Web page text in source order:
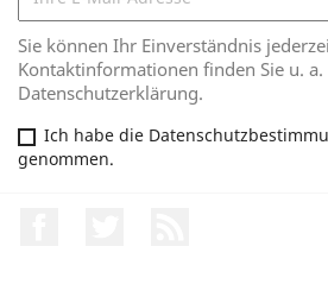
Sie können Ihr Einverständnis
Kontaktinformationen finden Sie u.
Datenschutzerklärung.
Ich habe die
genommen.